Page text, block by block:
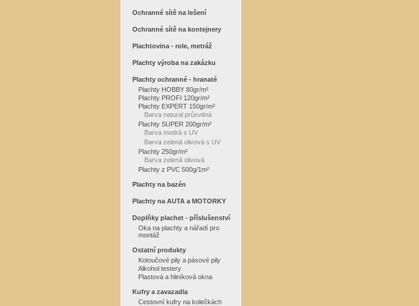
Ochranné sítě na lešení
Ochranné sítě na kontejnery
Plachtovina - role, metráž
Plachty výroba na zakázku
Plachty ochranné - hranaté
Plachty HOBBY 80gr/m²
Plachty PROFI 120gr/m²
Plachty EXPERT 150gr/m²
Barva natural průsvitná
Plachty SUPER 200gr/m²
Barva modrá s UV
Barva zelená olivová s UV
Plachty 250gr/m²
Barva zelená olivová
Plachty z PVC 500g/1m²
Plachty na bazén
Plachty na AUTA a MOTORKY
Doplňky plachet - příslušenství
Oka na plachty a nářadí pro
montáž
Ostatní produkty
Kotoučové pily a pásové pily
Alkohol testery
Plastová a hliníková okna
Kufry a zavazadla
Cestovní kufry na kolečkách